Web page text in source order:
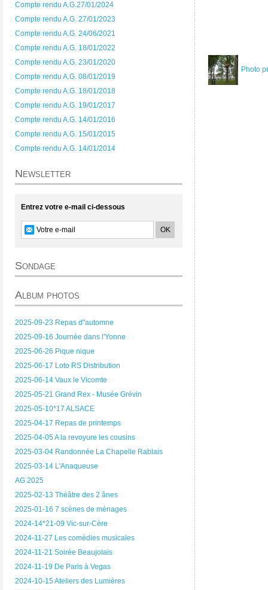
Compte rendu A.G.27/01/2024
Compte rendu A.G. 27/01/2023
Compte rendu A.G. 24/06/2021
Compte rendu A.G. 18/01/2022
Compte rendu A.G. 23/01/2020
Compte rendu A.G. 08/01/2019
Compte rendu A.G. 18/01/2018
Compte rendu A.G. 19/01/2017
Compte rendu A.G. 14/01/2016
Compte rendu A.G. 15/01/2015
Compte rendu A.G. 14/01/2014
Newsletter
Entrez votre e-mail ci-dessous
Sondage
Album photos
2025-09-23 Repas d"automne
2025-09-16 Journée dans l'Yonne
2025-06-26 Pique nique
2025-06-17 Loto RS Distribution
2025-06-14 Vaux le Vicomte
2025-05-21 Grand Rex - Musée Grévin
2025-05-10*17 ALSACE
2025-04-17 Repas de printemps
2025-04-05 A la revoyure les cousins
2025-03-04 Randonnée La Chapelle Rablais
2025-03-14 L'Anaqueuse
AG 2025
2025-02-13 Théâtre des 2 ânes
2025-01-16 7 scènes de ménages
2024-14*21-09 Vic-sur-Cère
2024-11-27 Les comédies musicales
2024-11-21 Soirée Beaujolais
2024-11-19 De Paris à Vegas
2024-10-15 Ateliers des Lumières
Photo